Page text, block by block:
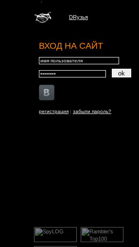
DRузья
ВХОД НА САЙТ
регистрация | забыли пароль?